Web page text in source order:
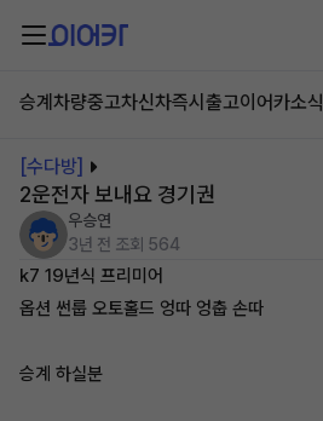
승계차량중고차신차즉시출고이어카소식
[수다방]
2운전자 보내요 경기권
우승연
3년 전 조회 564
k7 19년식 프리미어
옵션 썬룹 오토홀드 엉따 엉춥 손따
승계 하실분